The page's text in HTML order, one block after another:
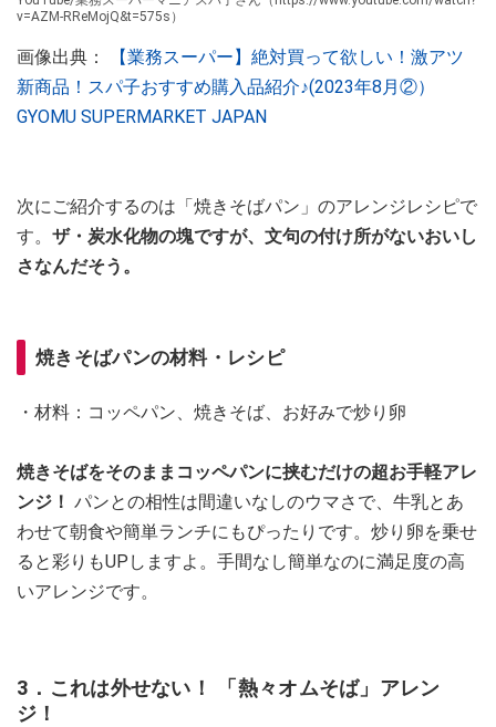
v=AZM-RReMojQ&t=575s）
画像出典：
【業務スーパー】絶対買って欲しい！激アツ
新商品！スパ子おすすめ購入品紹介♪(2023年8月②）
GYOMU SUPERMARKET JAPAN
次にご紹介するのは「焼きそばパン」のアレンジレシピで
す。 ザ・炭水化物の塊ですが、文句の付け所がないおいし
さなんだそう。
焼きそばパンの材料・レシピ
・材料：コッペパン、焼きそば、お好みで炒り卵
焼きそばをそのままコッペパンに挟むだけの超お手軽アレ
ンジ！ パンとの相性は間違いなしのウマさで、牛乳とあ
わせて朝食や簡単ランチにもぴったりです。炒り卵を乗せ
ると彩りもUPしますよ。手間なし簡単なのに満足度の高
いアレンジです。
3．これは外せない！ 「熱々オムそば」アレン
ジ！